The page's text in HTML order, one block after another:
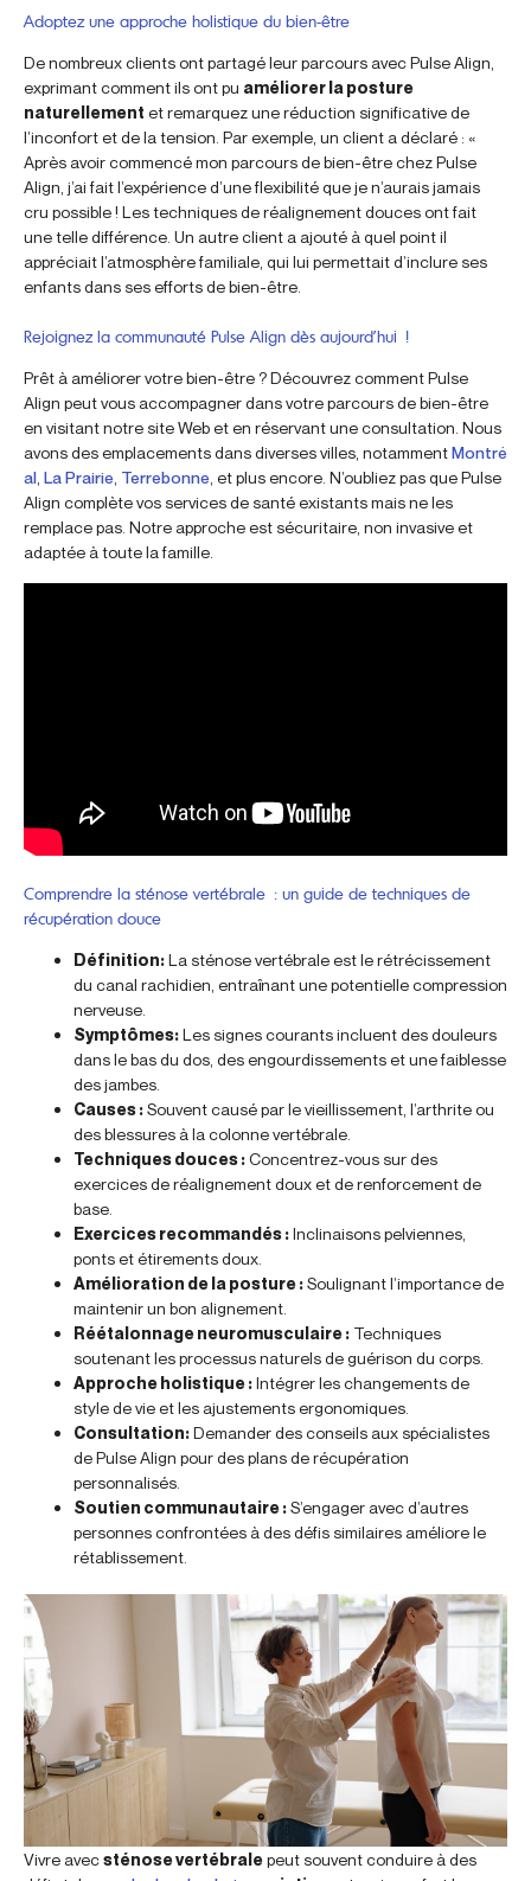
Adoptez une approche holistique du bien-être
De nombreux clients ont partagé leur parcours avec Pulse Align,
exprimant comment ils ont pu améliorer la posture
naturellement et remarquez une réduction significative de
l’inconfort et de la tension. Par exemple, un client a déclaré : «
Après avoir commencé mon parcours de bien-être chez Pulse
Align, j’ai fait l’expérience d’une flexibilité que je n’aurais jamais
cru possible ! Les techniques de réalignement douces ont fait
une telle différence. Un autre client a ajouté à quel point il
appréciait l’atmosphère familiale, qui lui permettait d’inclure ses
enfants dans ses efforts de bien-être.
Rejoignez la communauté Pulse Align dès aujourd’hui !
Prêt à améliorer votre bien-être ? Découvrez comment Pulse
Align peut vous accompagner dans votre parcours de bien-être
en visitant notre site Web et en réservant une consultation. Nous
avons des emplacements dans diverses villes, notammentMontré
al, La Prairie, Terrebonne, et plus encore. N’oubliez pas que Pulse
Align complète vos services de santé existants mais ne les
remplace pas. Notre approche est sécuritaire, non invasive et
adaptée à toute la famille.
Comprendre la sténose vertébrale : un guide de techniques de
récupération douce
Définition:La sténose vertébrale est le rétrécissement
du canal rachidien, entraînant une potentielle compression
nerveuse.
Symptômes:Les signes courants incluent des douleurs
dans le bas du dos, des engourdissements et une faiblesse
des jambes.
Causes :Souvent causé par le vieillissement, l’arthrite ou
des blessures à la colonne vertébrale.
Techniques douces :Concentrez-vous sur des
exercices de réalignement doux et de renforcement de
base.
Exercices recommandés :Inclinaisons pelviennes,
ponts et étirements doux.
Amélioration de la posture :Soulignant l’importance de
maintenir un bon alignement.
Réétalonnage neuromusculaire : Techniques
soutenant les processus naturels de guérison du corps.
Approche holistique :Intégrer les changements de
style de vie et les ajustements ergonomiques.
Consultation:Demander des conseils aux spécialistes
de Pulse Align pour des plans de récupération
personnalisés.
Soutien communautaire :S’engager avec d’autres
personnes confrontées à des défis similaires améliore le
rétablissement.
Vivre avecsténose vertébralepeut souvent conduire à des